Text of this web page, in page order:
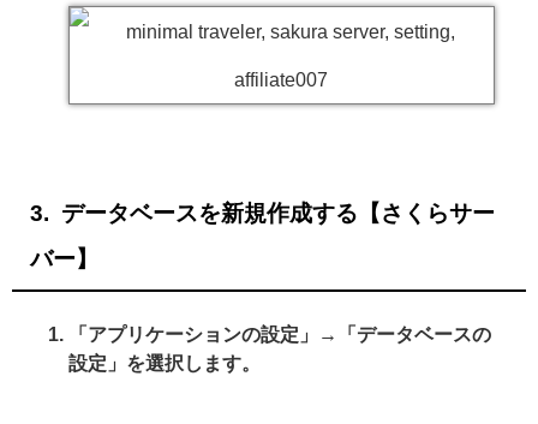
データベースを新規作成する【さくらサー
バー】
「アプリケーションの設定」→「データベースの
設定」を選択します。